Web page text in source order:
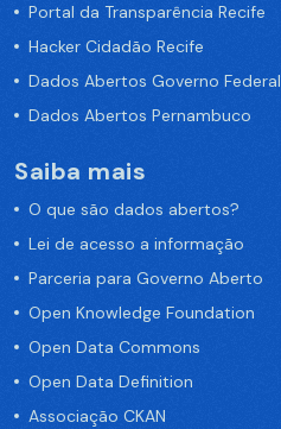
Portal da Transparência Recife
Hacker Cidadão Recife
Dados Abertos Governo Federal
Dados Abertos Pernambuco
Saiba mais
O que são dados abertos?
Lei de acesso a informação
Parceria para Governo Aberto
Open Knowledge Foundation
Open Data Commons
Open Data Definition
Associação CKAN